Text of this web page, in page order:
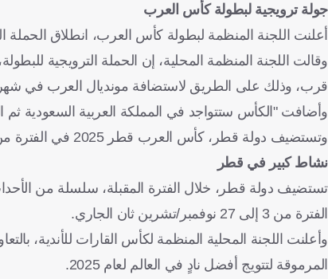
جولة ترويجية لبطولة كأس العرب
أعلنت اللجنة المنظمة لبطولة كأس العرب، انطلاق
وقالت اللجنة المنظمة المحلية، إن الحملة الترويجية
قرب، وذلك على الطريق لاستضافة مونديال العرب في
وأضافت "الكأس ستتواجد في المملكة العربية السعودية ثم
وتستضيف دولة قطر، كأس العرب قطر 2025 في الفترة من 1 إلى 18 ديسمبر/كانون أول المقبل في 6 ملاعب مونديالية.
نشاط كبير في قطر
الفترة من 3 إلى 27 نوفمبر/تشرين ثان الجاري.
وأعلنت اللجنة المحلية المنظمة لكأس القارات للأندية،
المرموقة لتتويج أفضل نادٍ في العالم لعام 2025.